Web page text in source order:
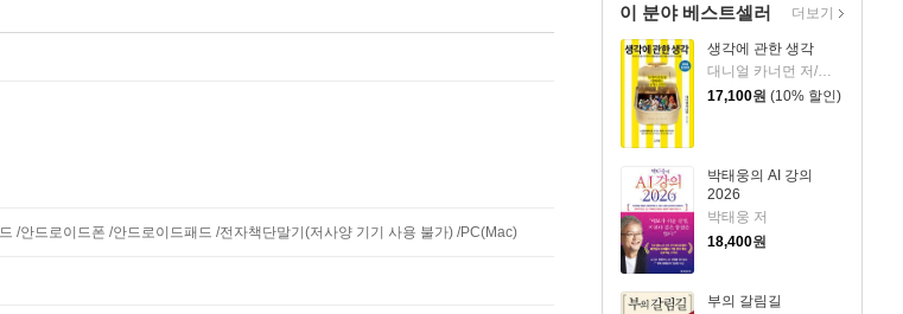
이 분야 베스트셀러
생각에 관한 생각
17,100원 (10% 할인)
박태웅의 AI 강의
2026
박태웅 저
18,400원
부의 갈림길
더보기
/안드로이드폰 /안드로이드패드 /전자책단말기(저사양 기기 사용 불가) /PC(Mac)